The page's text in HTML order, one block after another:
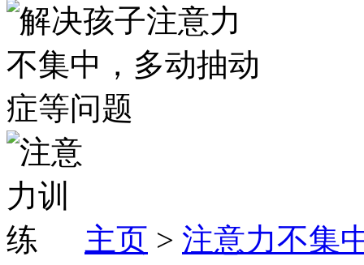
主页 > 注意力不集